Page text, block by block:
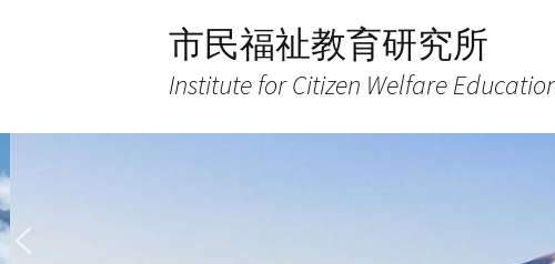
ス
キ
ッ
市民福祉教育研究所
Institute for Citizen Welfare